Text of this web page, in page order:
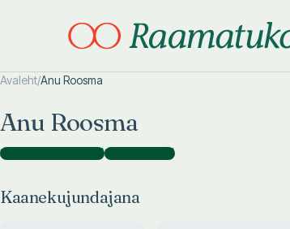
Avaleht/Anu Roosma
Anu Roosma
Kaanekujundajana )Kujundajana )
Kaanekujundajana